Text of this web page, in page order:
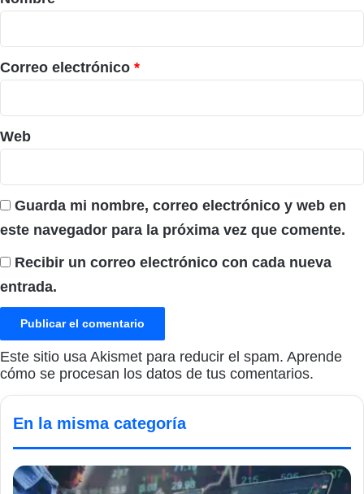
i
o
*
Correo electrónico *
Web
Guarda mi nombre, correo electrónico y web en
este navegador para la próxima vez que comente.
Recibir un correo electrónico con cada nueva
entrada.
Este sitio usa Akismet para reducir el spam. Aprende
cómo se procesan los datos de tus comentarios.
En la misma categoría